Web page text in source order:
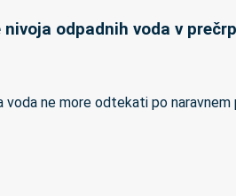
nivoja odpadnih voda v
voda ne more odtekati po